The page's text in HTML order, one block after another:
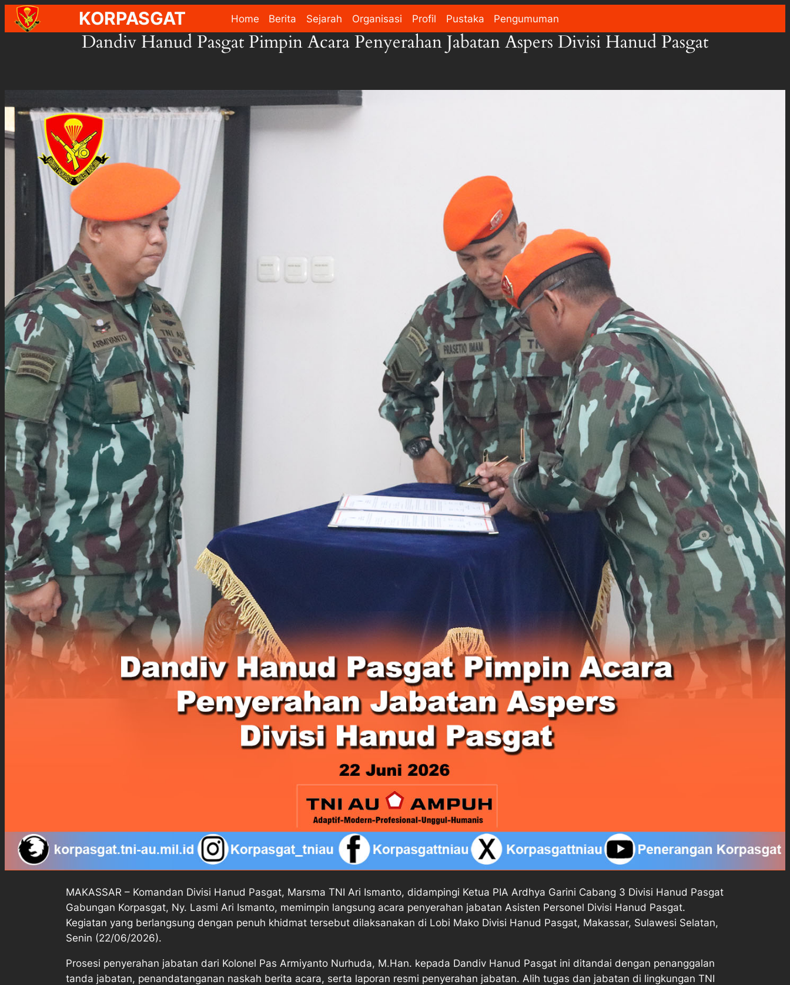
Skip
KORPASGAT Home Berita Sejarah Organisasi Profil Pustaka Pengumuman
Dandiv Hanud Pasgat Pimpin Acara Penyerahan Jabatan Aspers Divisi Hanud Pasgat
MAKASSAR – Komandan Divisi Hanud Pasgat, Marsma TNI Ari Ismanto, didampingi Ketua PIA Ardhya Garini Cabang 3 Divisi Hanud Pasgat
Gabungan Korpasgat, Ny. Lasmi Ari Ismanto, memimpin langsung acara penyerahan jabatan Asisten Personel Divisi Hanud Pasgat.
Kegiatan yang berlangsung dengan penuh khidmat tersebut dilaksanakan di Lobi Mako Divisi Hanud Pasgat, Makassar, Sulawesi Selatan,
Senin (22/06/2026).
Prosesi penyerahan jabatan dari Kolonel Pas Armiyanto Nurhuda, M.Han. kepada Dandiv Hanud Pasgat ini ditandai dengan penanggalan
tanda jabatan, penandatanganan naskah berita acara, serta laporan resmi penyerahan jabatan. Alih tugas dan jabatan di lingkungan TNI